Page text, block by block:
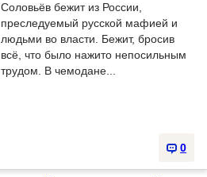
Соловьёв бежит из России,
преследуемый русской мафией и
людьми во власти. Бежит, бросив
всё, что было нажито непосильным
трудом. В чемодане...
0